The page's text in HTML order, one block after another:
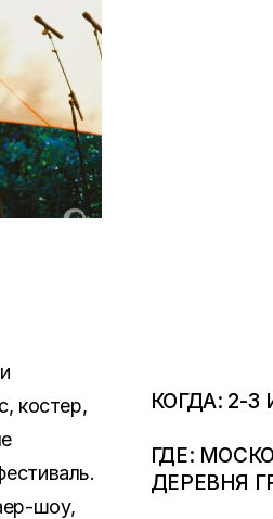
костер,
шоу,
КОГДА: 2-
ГДЕ:
ДЕРЕВНЯ